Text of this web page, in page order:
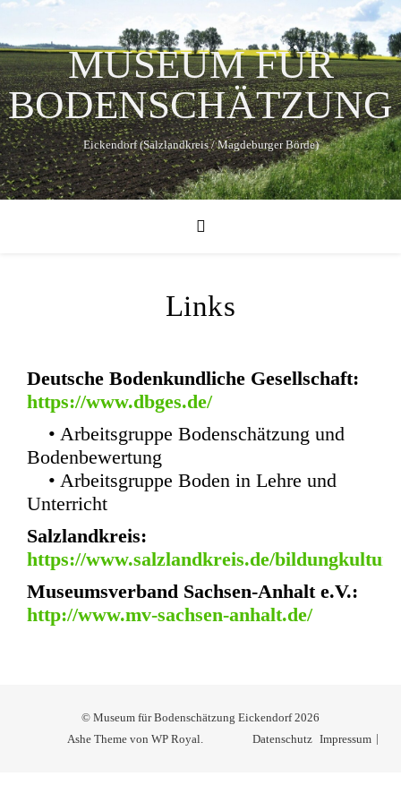
MUSEUM FÜR
BODENSCHÄTZUNG
Eickendorf (Salzlandkreis / Magdeburger Börde)
Links
Deutsche Bodenkundliche Gesellschaft:
https://www.dbges.de/
• Arbeitsgruppe Bodenschätzung und
Bodenbewertung
• Arbeitsgruppe Boden in Lehre und
Unterricht
Salzlandkreis:
https://www.salzlandkreis.de/bildungkultur/
Museumsverband Sachsen-Anhalt e.V.:
http://www.mv-sachsen-anhalt.de/
© Museum für Bodenschätzung Eickendorf 2026
Datenschutz Impressum
Ashe Theme von WP Royal.